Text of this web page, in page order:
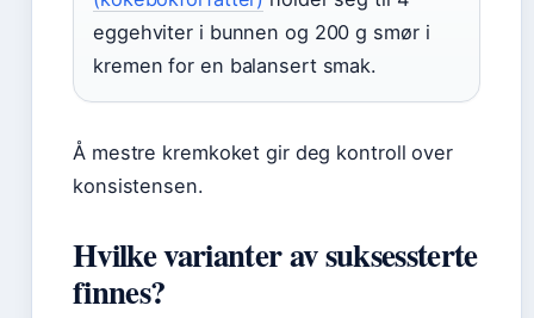
eggehviter i bunnen og 200 g smør i
kremen for en balansert smak.
Å mestre kremkoket gir deg kontroll over
konsistensen.
Hvilke varianter av suksessterte
finnes?